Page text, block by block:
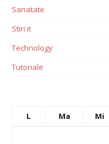
Sanatate
Stiri it
Technology
Tutoriale
L
Ma Mi